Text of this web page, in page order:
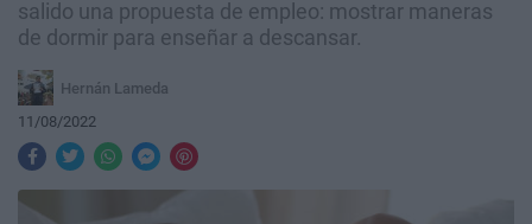
salido una propuesta de empleo: mostrar maneras
de dormir para enseñar a descansar.
Hernán Lameda
11/08/2022